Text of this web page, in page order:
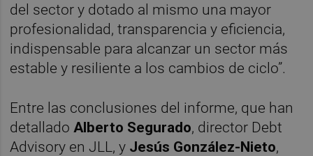
del sector y dotado al mismo una mayor
profesionalidad, transparencia y eficiencia,
indispensable para alcanzar un sector más
estable y resiliente a los cambios de ciclo”.
Entre las conclusiones del informe, que han
detalladoAlberto Segurado, director Debt
Advisory en JLL, y Jesús González-Nieto,